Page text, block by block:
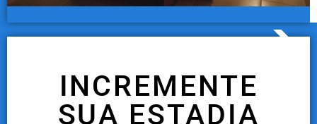
INCREMENTE
SUA ESTADIA